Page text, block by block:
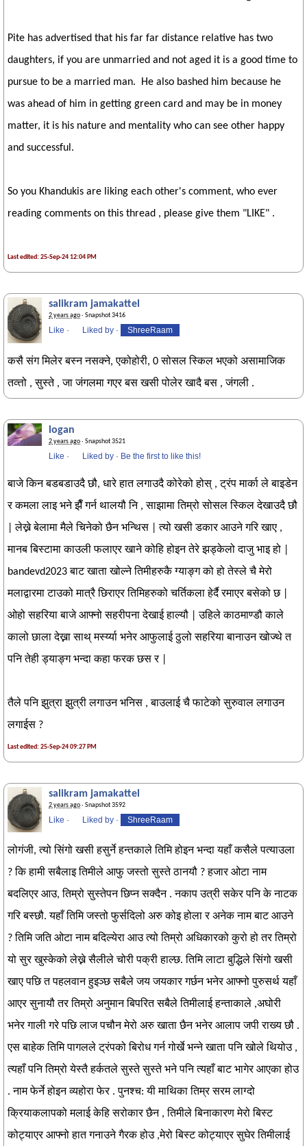
Pite has advertised that his far far distance relative has two
daughters, if you are unmarried and not aged it is a good time to
pursue to be a married man. He also bashed him because he
was ahead of him in getting green card and may be in money
matter, it is his nature and mentality who can see other happy
and successful.
So you Khandukis are liking each other's comment, who ever
reading comments on this thread , please give them "LIKE" .
Last edited: 25-Sep-24 12:04 PM
salikram jamakattel
2 years ago· Snapshot 3416
Like · Liked by · ShreeRaam
कसै संग मिलेर बस्न नसक्ने, एकोहोरी, 0 सोसल स्किल भएको असामाजिक
तव्त्तो , सुस्ते , जा जंगलमा गएर बस खसी पोलेर खादै बस , जंगली .
logan
2 years ago· Snapshot 3521
Like · Liked by · Be the first to like this!
बाजे किन बडबडाउदै छौ, धारे हात लगाउदै कोरेको होस् , ट्रंप मार्का ले बाइडेन
र कमला लाइ भने झैँ गर्न थालयौ नि , साझामा तिम्रो सोसल स्किल देखाउदै छौ
| लेख्ने बेलामा मैले चिनेको छैन भन्थिस | त्यो खसी डकार आउने गरि खाए ,
मानब बिस्टामा काउली फलाएर खाने कोहि होइन तेरे झड्केलो दाजु भाइ हो |
bandevd2023 बाट खाता खोल्ने तिमीहरुकै ग्याङ्ग को हो तेस्ले चै मेरो
मलाद्वारमा टाउको मात्रै छिराएर तिमिहरुको चर्तिकला हेर्दै रमाएर बसेको छ |
ओहो सहरिया बाजे आफ्नो सहरीपना देखाई हाल्यौ | उहिले काठमाण्डौ काले
कालो छाला देख्ना साथ् मर्स्य्या भनेर आफुलाई ठुलो सहरिया बानाउन खोज्थे त
पनि तेही ड्याङ्ग भन्दा कहा फरक छस र |
तैले पनि झुत्रा झुत्री लगाउन भनिस , बाउलाई चै फाटेको सुरुवाल लगाउन
लगाईस ?
Last edited: 25-Sep-24 09:27 PM
salikram jamakattel
2 years ago· Snapshot 3592
Like · Liked by · ShreeRaam
लोगंजी, त्यो सिंगो खसी हसुर्ने हन्तकाले तिमि होइन भन्दा यहाँ कसैले पत्याउला
? कि हामी सबैलाइ तिमीले आफु जस्तो सुस्ते ठानयौ ? हजार ओटा नाम
बदलिएर आउ, तिम्रो सुस्तेपन छिप्न सक्दैन . नकाप उत्री सकेर पनि के नाटक
गरि बस्छौ. यहाँ तिमि जस्तो फुर्सदिलो अरु कोइ होला र अनेक नाम बाट आउने
? तिमि जति ओटा नाम बदिल्येरा आउ त्यो तिम्रो अधिकारको कुरो हो तर तिम्रो
यो सुर खुस्केको लेख्ने सैलीले चोरी पक्री हाल्छ. तिमि लाटा बुद्धिले सिंगो खसी
खाए पछि त पहलवान हुइञ्छ सबैले जय जयकार गर्छन भनेर आफ्नो पुरुसर्थ यहाँ
आएर सुनायौ तर तिम्रो अनुमान बिपरित सबैले तिमीलाई हन्ताकाले ,अघोरी
भनेर गाली गरे पछि लाज पचौन मेरो अरु खाता छैन भनेर आलाप जपी राख्य छौ .
एस बाहेक तिमि पागलले ट्रंपको बिरोध गर्न गोर्खे भन्ने खाता पनि खोले थियोउ ,
त्यहाँ पनि तिम्रो येस्तै हर्कतले सुस्ते सुस्ते भने पनि त्यहाँ बाट भागेर आएका होउ
. नाम फेर्ने होइन व्यहोरा फेर . पुनश्च: यी माथिका तिम्र सरम लाग्दो
क्रियाकलापको मलाई केहि सरोकार छैन , तिमीले बिनाकारण मेरो बिस्ट
कोट्याएर आफ्नो हात गनाउने गैरक होउ ,मेरो बिस्ट कोट्याएर सुघेर तिमीलाई